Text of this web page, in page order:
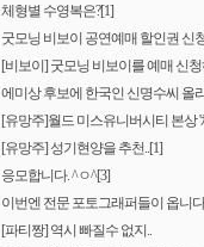
체형별 수영복은?[1]
굿모닝 비보이 공연예매 할인권 신
[비보이] 굿모닝 비보이를 예매 신청
에미상 후보에 한국인 신명수씨 올
[유망주]월드 미스유니버시티 본상
[유망주] 성기현양을 추천..[1]
응모합니다. ^ㅇ^[3]
이번엔 전문 포토그래퍼들이 옵니
[파티짱] 역시 빠질수 없지..